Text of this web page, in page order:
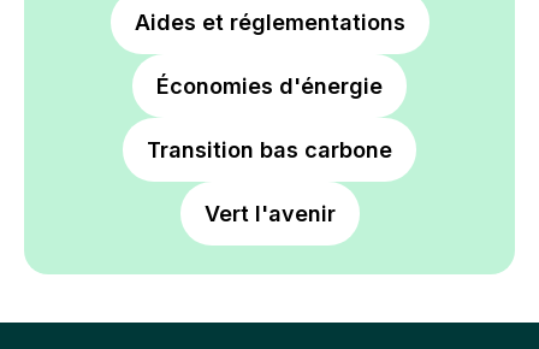
Aides et réglementations
Économies d'énergie
Transition bas carbone
Vert l'avenir